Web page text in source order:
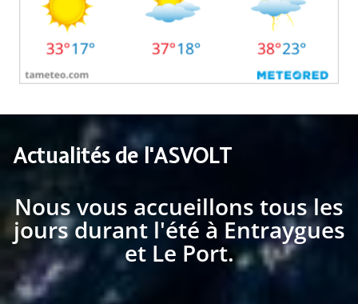
Actualités de l'ASVOLT
Nous vous accueillons tous les
jours durant l'été à Entraygues
et Le Port.